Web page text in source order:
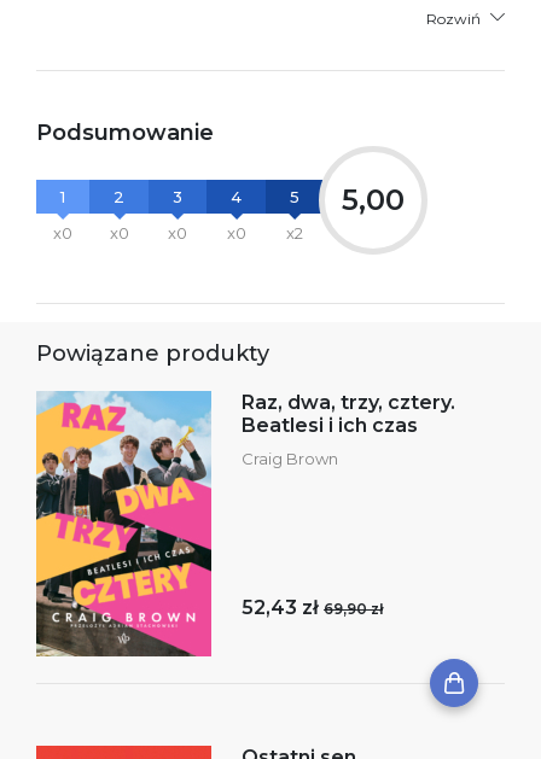
Rozwiń
Podsumowanie
1
x0
2
x0
3
x0
4
x0
5
x2
5,00
Powiązane produkty
Raz, dwa, trzy, cztery.
Beatlesi i ich czas
Craig Brown
52,43 zł 69,90 zł